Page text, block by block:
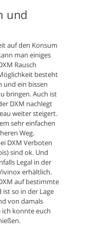
und
auf den Konsum
man einiges
Rausch
besteht
und ein bissen
bringen. Auch ist
DXM nachlegt
weiter steigert.
sehr einfachen
Weg.
DXM Verboten
sind ok. Und
Legal in der
erhältlich.
auf bestimmte
so in der Lage
von damals
konnte euch